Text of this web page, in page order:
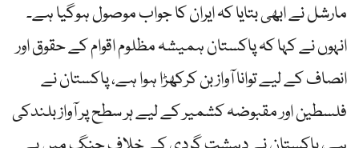
مارشل نے ابھی بتایا کہ ایران کا جواب موصول ہوگیا ہے۔
انہوں نے کہا کہ پاکستان ہمیشہ مظلوم اقوام کے حقوق اور
انصاف کے لیے توانا آواز بن کرکھڑا ہوا ہے، پاکستان نے
فلسطین اور مقبوضہ کشمیر کے لیے ہر سطح پر آواز بلندکی